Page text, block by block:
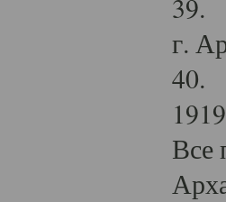
39.
г.
40.
Все